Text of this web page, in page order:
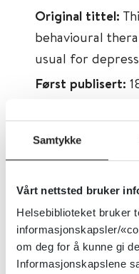
Samtykke
Vårt nettsted bruker
Helsebiblioteket bruker
informasjonskapsler/
om deg for å kunne gi
Informasjonskapslene
Original tittel:
behavioural
usual for
Først publisert:
Tema:
Emner:
Dokumenttype:
Utgiver:
Språk:Engelsk